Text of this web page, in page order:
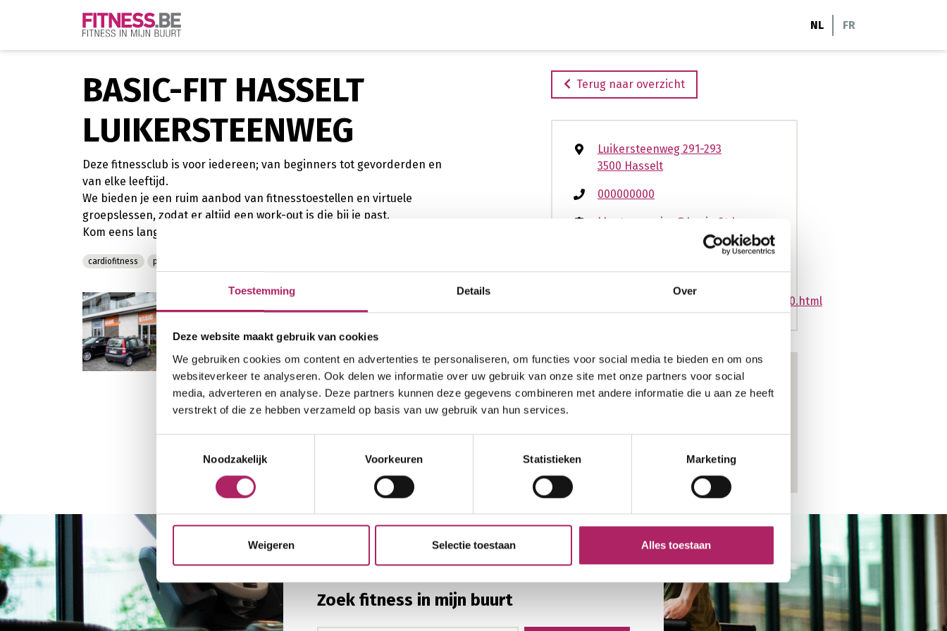
Toestemming Details Over
Deze website maakt gebruik van cookies
We gebruiken cookies om content en advertenties te personaliseren, om functies voor social media te bieden en om ons
websiteverkeer te analyseren. Ook delen we informatie over uw gebruik van onze site met onze partners voor social
media, adverteren en analyse. Deze partners kunnen deze gegevens combineren met andere informatie die u aan ze heeft
verstrekt of die ze hebben verzameld op basis van uw gebruik van hun services.
Noodzakelijk
Voorkeuren Statistieken Marketing
Weigeren Selectie toestaan Alles toestaan
NL FR
BASIC-FIT HASSELT
LUIKERSTEENWEG
Deze fitnessclub is voor iedereen; van beginners tot gevorderden en
van elke leeftijd.
We bieden je een ruim aanbod van fitnesstoestellen en virtuele
groepslessen, zodat er altijd een work-out is die bij je past.
Kom eens langs en neem een kijkje, of schrijf je meteen online in.
cardiofitness personal training
Terug naar overzicht
Luikersteenweg 291-293
3500 Hasselt
000000000
klantenservice@basic-fit.be
www.basic-fit.com/nl-
luikersteenweg-
089bde845e2a424ca690162d5f7688b0.html
Zoek fitness in mijn buurt